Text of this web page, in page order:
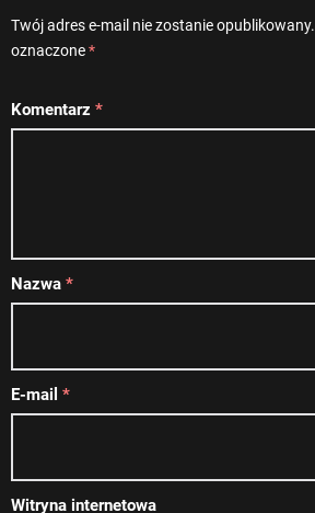
Twój adres e-mail nie zostanie opublikowany.
oznaczone*
Komentarz *
Nazwa *
E-mail *
Witryna internetowa